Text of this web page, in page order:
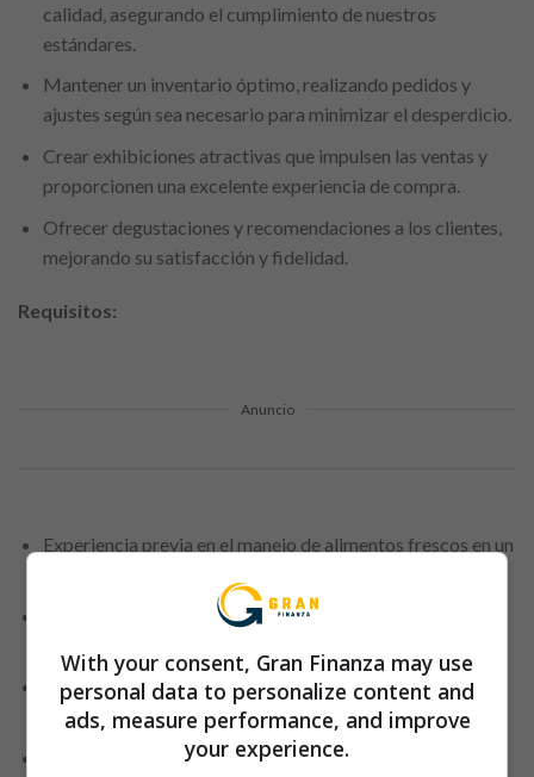
calidad, asegurando el cumplimiento de nuestros
estándares.
Mantener un inventario óptimo, realizando pedidos y
ajustes según sea necesario para minimizar el desperdicio.
Crear exhibiciones atractivas que impulsen las ventas y
proporcionen una excelente experiencia de compra.
Ofrecer degustaciones y recomendaciones a los clientes,
mejorando su satisfacción y fidelidad.
Requisitos:
Anuncio
Experiencia previa en el manejo de alimentos frescos en un
Conocimientos sobre normas de seguridad alimentaria y
Habilidades organizativas excepcionales y atención al
detalle.
Capacidad para levantar objetos pesados y permanecer
With your consent, Gran Finanza may use
personal data to personalize content and
ads, measure performance, and improve
your experience.